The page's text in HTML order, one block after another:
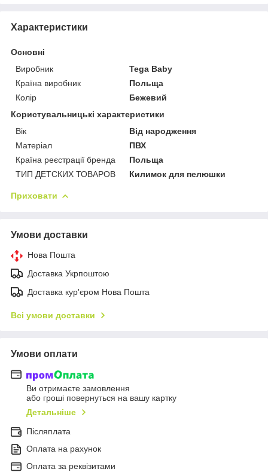
Характеристики
Основні
Виробник
Tega Baby
Країна виробник
Польща
Колір
Бежевий
Користувальницькі характеристики
Вік
Від народження
Матеріал
ПВХ
Країна реєстрації бренда
Польща
ТИП ДЕТСКИХ ТОВАРОВ
Килимок для пелюшки
Приховати
Умови доставки
Нова Пошта
Доставка Укрпоштою
Доставка кур'єром Нова Пошта
Всі умови доставки
Умови оплати
Ви отримаєте замовлення
або гроші повернуться на вашу картку
Детальніше
Післяплата
Оплата на рахунок
Оплата за реквізитами